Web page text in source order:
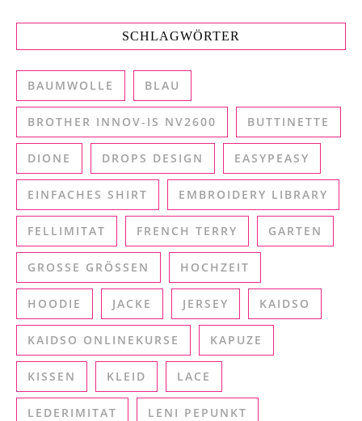
SCHLAGWÖRTER
BAUMWOLLE BLAU
BROTHER INNOV-IS NV2600 BUTTINETTE
DIONE DROPS DESIGN EASYPEASY
EINFACHES SHIRT EMBROIDERY LIBRARY
FELLIMITAT FRENCH TERRY GARTEN
GROSSE GRÖSSEN HOCHZEIT
HOODIE JACKE JERSEY KAIDSO
KAIDSO ONLINEKURSE KAPUZE
KISSEN KLEID LACE
LEDERIMITAT LENI PEPUNKT